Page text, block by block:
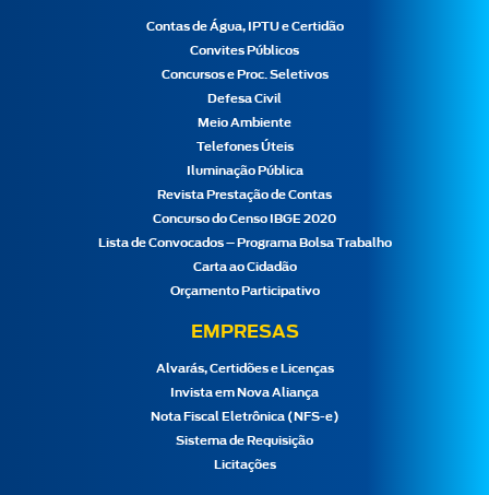
Contas de Água, IPTU e Certidão
Convites Públicos
Concursos e Proc. Seletivos
Defesa Civil
Meio Ambiente
Telefones Úteis
Iluminação Pública
Revista Prestação de Contas
Concurso do Censo IBGE 2020
Lista de Convocados – Programa Bolsa Trabalho
Carta ao Cidadão
Orçamento Participativo
EMPRESAS
Alvarás, Certidões e Licenças
Invista em Nova Aliança
Nota Fiscal Eletrônica (NFS-e)
Sistema de Requisição
Licitações